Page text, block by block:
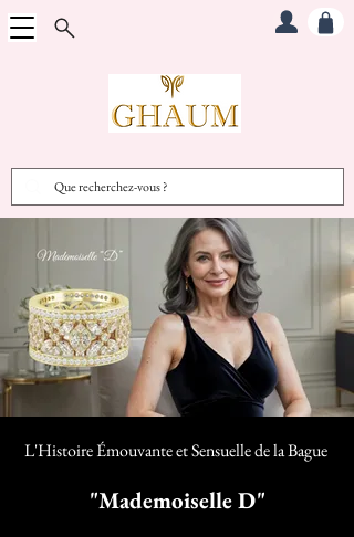
L'Histoire Émouvante et Sensuelle de la Bague
"Mademoiselle D"